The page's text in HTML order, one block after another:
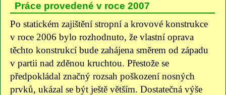
Práce provedené v roce 2007
Po statickém zajištění stropní a krovové konstrukce
v roce 2006 bylo rozhodnuto, že vlastní oprava
těchto konstrukcí bude zahájena směrem od západu
v partii nad zděnou kruchtou. Přestože se
předpokládal značný rozsah poškození nosných
prvků, ukázal se být ještě větším. Dostatečná výše